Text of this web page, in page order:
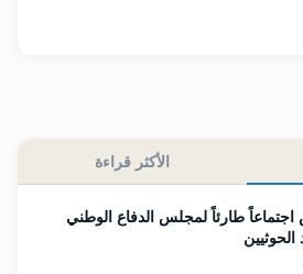
الأكثر قراءة
اجتماعاً طارئاً لمجلس الدفاع الوطني